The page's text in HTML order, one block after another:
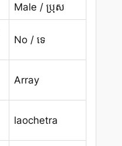
Male / ប្រុស
No / ទេ
Array
laochetra